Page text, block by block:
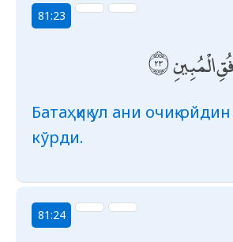
81:23
الْمُبِينِ
Батаҳқиқ ул ани очиқ-ойдин
кўрди.
81:24